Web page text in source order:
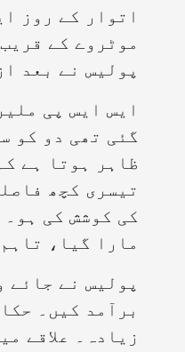
موٹروے کے
پولیس نے بعد
ایس ایس پی
گئی تھی دو کو
ظاہر ہوتا ہے
تیسری کچھ
کی کوشش کی
مارا گیا،
برآمد کیں۔
زیادہ۔ علاقے